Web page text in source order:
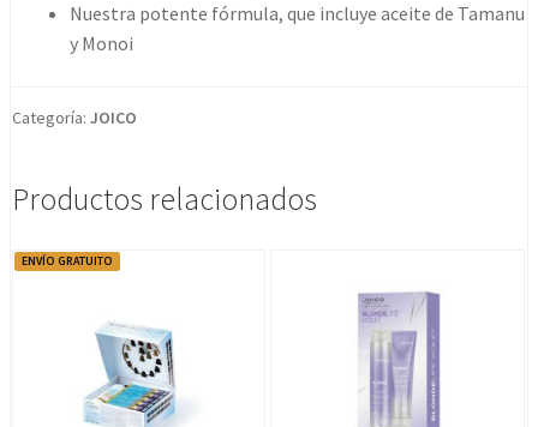
Nuestra potente fórmula, que incluye aceite de Tamanu
y Monoi
Categoría: JOICO
Productos relacionados
ENVÍO GRATUITO